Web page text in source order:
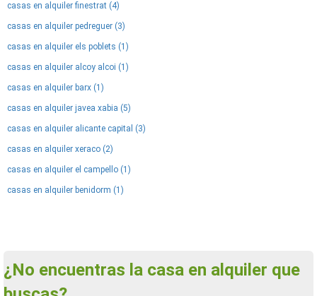
casas en alquiler finestrat (4)
casas en alquiler pedreguer (3)
casas en alquiler els poblets (1)
casas en alquiler alcoy alcoi (1)
casas en alquiler barx (1)
casas en alquiler javea xabia (5)
casas en alquiler alicante capital (3)
casas en alquiler xeraco (2)
casas en alquiler el campello (1)
casas en alquiler benidorm (1)
¿No encuentras la casa en alquiler que